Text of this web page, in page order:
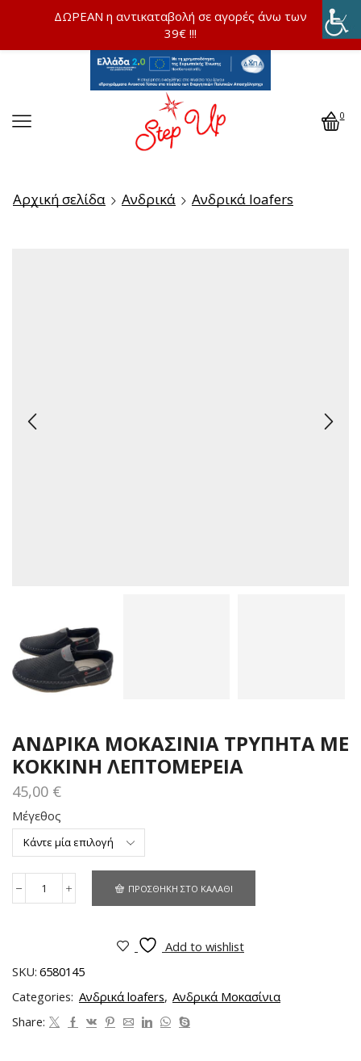
0
Αρχική σελίδα Ανδρικά Ανδρικά loafers
ΑΝΔΡΙΚΑ ΜΟΚΑΣΙΝΙΑ ΤΡΥΠΗΤΑ ΜΕ
ΚΟΚΚΙΝΗ ΛΕΠΤΟΜΕΡΕΙΑ
45,00 €
Μέγεθος
ΠΡΟΣΘΉΚΗ ΣΤΟ ΚΑΛΆΘΙ
Add to wishlist
SKU: 6580145
Categories: Ανδρικά loafers, Ανδρικά Μοκασίνια
Share:
ΔΩΡΕΑΝ η αντικαταβολή σε αγορές άνω των
39€ !!!